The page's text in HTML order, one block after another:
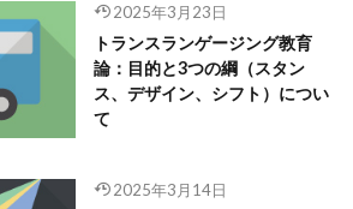
2025年3月23日
トランスランゲージング教育
論：目的と3つの綱（スタン
ス、デザイン、シフト）につい
て
2025年3月14日